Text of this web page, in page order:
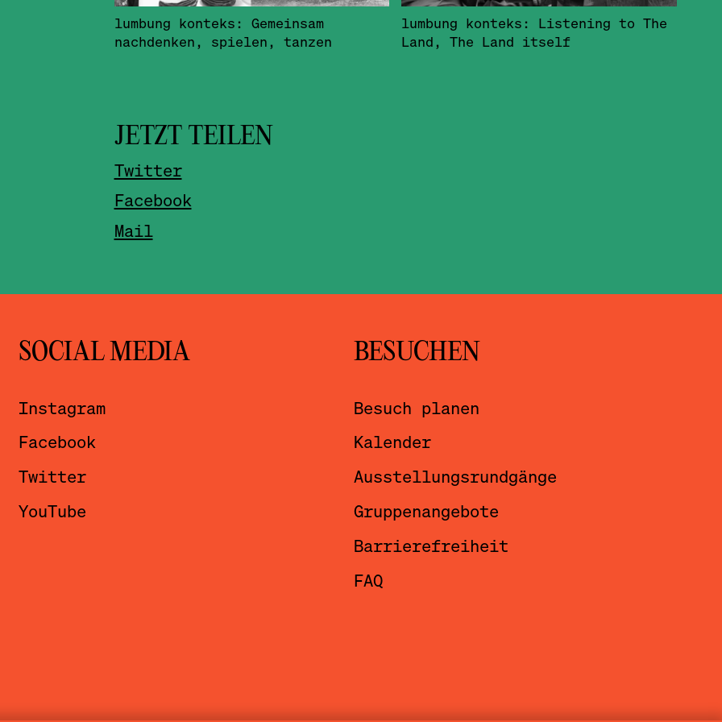
lumbung konteks: Gemeinsam
nachdenken, spielen, tanzen
lumbung konteks: Listening to The
Land, The Land itself
JETZT TEILEN
Twitter
Facebook
Mail
SOCIAL MEDIA
Instagram
Facebook
Twitter
YouTube
BESUCHEN
Besuch planen
Kalender
Ausstellungsrundgänge
Gruppenangebote
Barrierefreiheit
FAQ